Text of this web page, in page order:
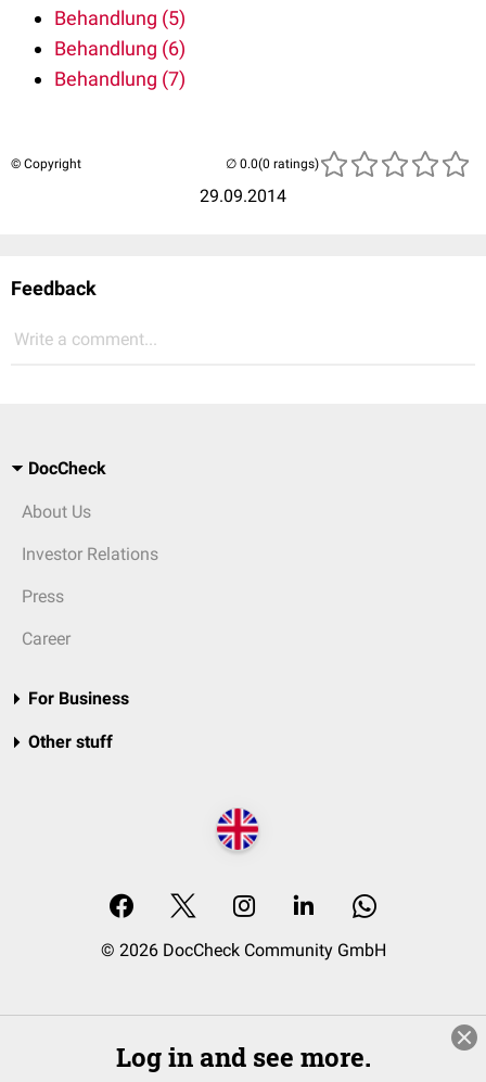
Behandlung (5)
Behandlung (6)
Behandlung (7)
© Copyright
29.09.2014
(0 ratings)
Feedback
Write a comment...
DocCheck
About Us
Investor Relations
Press
Career
For Business
Other stuff
© 2026 DocCheck Community GmbH
Log in and see more.